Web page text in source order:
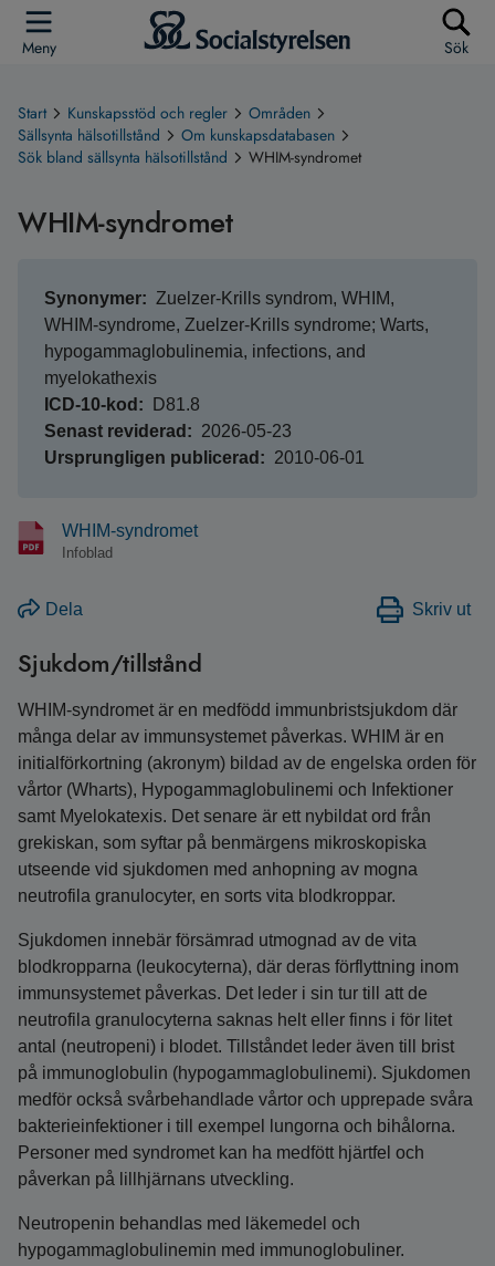
Meny Sök
Start Kunskapsstöd och regler
Områden
Sällsynta hälsotillstånd
Om kunskapsdatabasen
Sök bland sällsynta hälsotillstånd
WHIM-syndromet
WHIM-syndromet
Synonymer Zuelzer-Krills syndrom, WHIM,
WHIM-syndrome, Zuelzer-Krills syndrome; Warts,
hypogammaglobulinemia, infections, and
myelokathexis
ICD-10-kod
D81.8
Senast reviderad 2026-05-23
Ursprungligen publicerad 2010-06-01
WHIM-syndromet
Infoblad
Dela Skriv ut
Sjukdom/tillstånd
WHIM-syndromet är en medfödd immunbristsjukdom där
många delar av immunsystemet påverkas. WHIM är en
initialförkortning (akronym) bildad av de engelska orden för
vårtor (Wharts), Hypogammaglobulinemi och Infektioner
samt Myelokatexis. Det senare är ett nybildat ord från
grekiskan, som syftar på benmärgens mikroskopiska
utseende vid sjukdomen med anhopning av mogna
neutrofila granulocyter, en sorts vita blodkroppar.
Sjukdomen innebär försämrad utmognad av de vita
blodkropparna (leukocyterna), där deras förflyttning inom
immunsystemet påverkas. Det leder i sin tur till att de
neutrofila granulocyterna saknas helt eller finns i för litet
antal (neutropeni) i blodet. Tillståndet leder även till brist
på immunoglobulin (hypogammaglobulinemi). Sjukdomen
medför också svårbehandlade vårtor och upprepade svåra
bakterieinfektioner i till exempel lungorna och bihålorna.
Personer med syndromet kan ha medfött hjärtfel och
påverkan på lillhjärnans utveckling.
Neutropenin behandlas med läkemedel och
hypogammaglobulinemin med immunoglobuliner.